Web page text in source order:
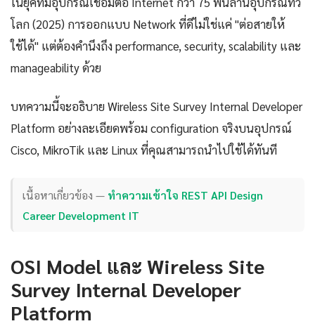
โลก (2025) การออกแบบ Network ที่ดีไม่ใช่แค่ "ต่อสายให้
ใช้ได้" แต่ต้องคำนึงถึง performance, security, scalability และ
manageability ด้วย
บทความนี้จะอธิบาย Wireless Site Survey Internal Developer
Platform อย่างละเอียดพร้อม configuration จริงบนอุปกรณ์
Cisco, MikroTik และ Linux ที่คุณสามารถนำไปใช้ได้ทันที
เนื้อหาเกี่ยวข้อง — ทำความเข้าใจ REST API Design
Career Development IT
OSI Model และ Wireless Site
Survey Internal Developer
Platform